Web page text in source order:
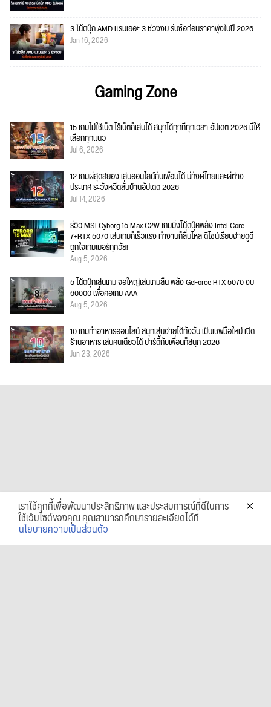
3 โน้ตบุ๊ก AMD แรมเยอะ 3 ช่วงงบ รีบซื้อก่อนราคาพุ่งในปี 2026
Jan 16, 2026
Gaming Zone
15 เกมไม่ใช้เน็ต ไร้เน็ตก็เล่นได้ สนุกได้ทุกที่ทุกเวลา อัปเดต 2026 มีให้
เลือกทุกแนว
Jul 6, 2026
12 เกมผีสุดสยอง เล่นออนไลน์กับเพื่อนได้ มีทั้งผีไทยและผีต่าง
ประเทศ ระวังหวีดลั่นบ้านอัปเดต 2026
Jul 14, 2026
รีวิว MSI Cyborg 15 Max C2W เกมมิ่งโน้ตบุ๊คพลัง Intel Core
7+RTX 5070 เล่นเกมก็เร็วแรง ทำงานก็ลื่นไหล ดีไซน์เรียบง่ายดูดี
ถูกใจเกมเมอร์ทุกวัย!
Aug 5, 2026
5 โน้ตบุ๊กเล่นเกม จอใหญ่เล่นเกมลื่น พลัง GeForce RTX 5070 งบ
60000 เพื่อคอเกม AAA
Aug 5, 2026
10 เกมทำอาหารออนไลน์ สนุกเล่นง่ายได้ทั้งวัน เป็นเชฟมือใหม่ เปิด
ร้านอาหาร เล่นคนเดียวได้ ปาร์ตี้กับเพื่อนก็สนุก 2026
Jun 23, 2026
เราใช้คุกกี้เพื่อพัฒนาประสิทธิภาพ และประสบการณ์ที่ดีในการ
ใช้เว็บไซต์ของคุณ คุณสามารถศึกษารายละเอียดได้ที่
นโยบายความเป็นส่วนตัว